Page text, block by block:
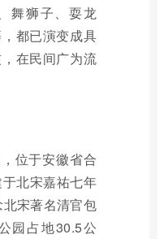
舞狮子、耍龙
都已演变成具
在民间广为流
位于安徽省合
北宋嘉祐七年
北宋著名清官包
园占地30.5公